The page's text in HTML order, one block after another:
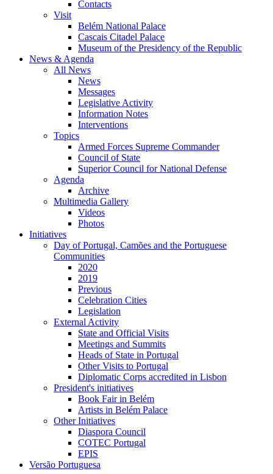
Contacts
Visit
Belém National Palace
Cascais Citadel Palace
Museum of the Presidency of the Republic
News & Agenda
All News
News
Messages
Legislative Activity
Information Notes
Interventions
Topics
Armed Forces Supreme Commander
Council of State
Superior Council for National Defense
Agenda
Archive
Multimedia Gallery
Videos
Photos
Initiatives
Day of Portugal, Camões and the Portuguese
Communities
2020
2019
Previous
Celebration Cities
Legislation
External Activity
State and Official Visits
Meetings and Summits
Heads of State in Portugal
Other Visits to Portugal
Diplomatic Corps accredited in Lisbon
President's initiatives
Book Fair in Belém
Artists in Belém Palace
Other Initiatives
Diaspora Council
COTEC Portugal
EPIS
Versão Portuguesa